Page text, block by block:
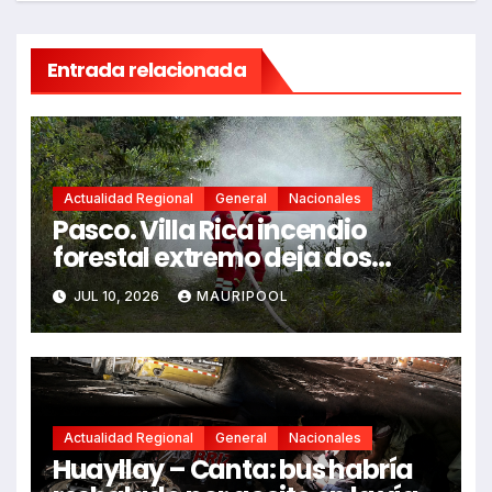
Entrada relacionada
Actualidad Regional General Nacionales
Pasco. Villa Rica incendio
forestal extremo deja dos
fallecidos y heridos
JUL 10, 2026 MAURIPOOL
Actualidad Regional General Nacionales
Huayllay – Canta: bus habría